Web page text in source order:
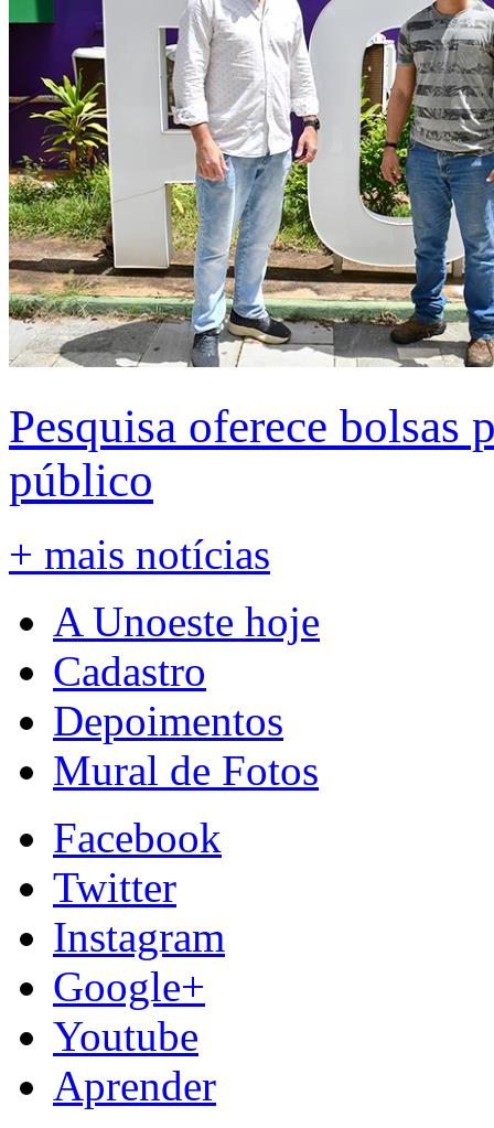
Pesquisa oferece bolsas
público
+ mais notícias
A Unoeste hoje
Cadastro
Depoimentos
Mural de Fotos
Facebook
Twitter
Instagram
Google+
Youtube
Aprender